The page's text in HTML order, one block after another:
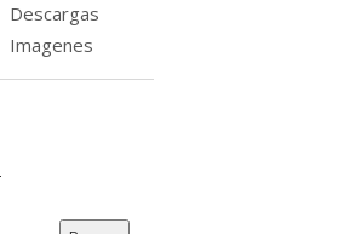
Descargas
Imagenes